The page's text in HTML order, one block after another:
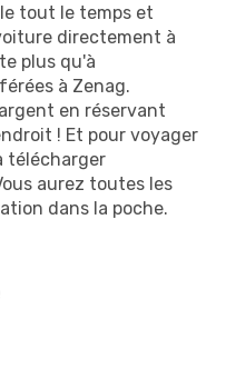
tout le temps et
directement à
plus qu'à
à Zenag.
en réservant
! Et pour voyager
télécharger
aurez toutes les
dans la poche.